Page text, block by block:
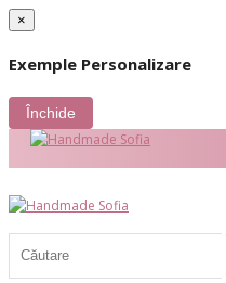
×
Exemple Personalizare
Închide